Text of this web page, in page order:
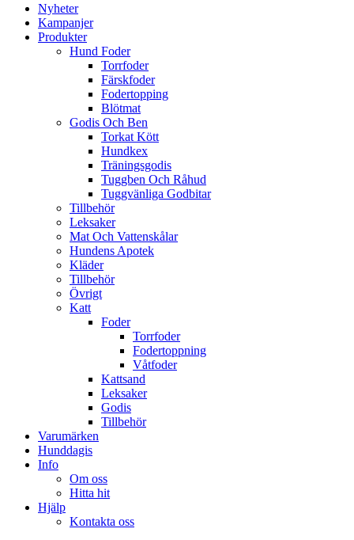
Nyheter
Kampanjer
Produkter
Hund Foder
Torrfoder
Färskfoder
Fodertopping
Blötmat
Godis Och Ben
Torkat Kött
Hundkex
Träningsgodis
Tuggben Och Råhud
Tuggvänliga Godbitar
Tillbehör
Leksaker
Mat Och Vattenskålar
Hundens Apotek
Kläder
Tillbehör
Övrigt
Katt
Foder
Torrfoder
Fodertoppning
Våtfoder
Kattsand
Leksaker
Godis
Tillbehör
Varumärken
Hunddagis
Info
Om oss
Hitta hit
Hjälp
Kontakta oss